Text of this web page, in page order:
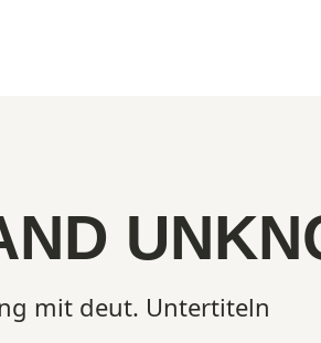
mit deut. Untertiteln